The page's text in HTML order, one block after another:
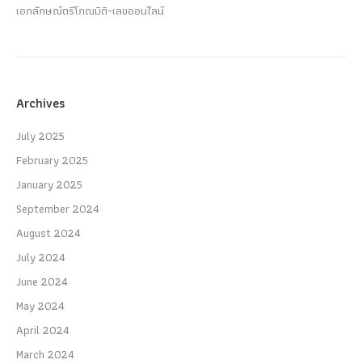
เอกลักษณ์ตรีโกณมิติ-เลขออนไลน์
Archives
July 2025
February 2025
January 2025
September 2024
August 2024
July 2024
June 2024
May 2024
April 2024
March 2024